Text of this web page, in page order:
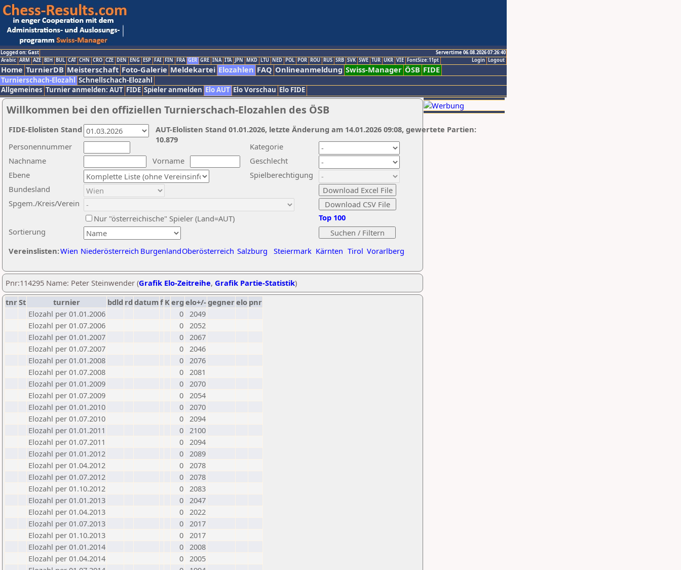
Logged on: Gast
Servertime 06.08.2026 07:26:40
Logout
Login
Arabic ARM AZE BIH BUL CAT CHN CRO CZE DEN ENG ESP FAI FIN FRA GER GRE INA ITA JPN MKD LTU NED POL POR ROU RUS SRB SVK SWE TUR UKR VIE FontSize:11pt
Home TurnierDB Meisterschaft Foto-Galerie Meldekartei Elozahlen FAQ Onlineanmeldung Swiss-Manager ÖSB FIDE
Turnierschach-Elozahl Schnellschach-Elozahl
Allgemeines Turnier anmelden: AUT FIDE Spieler anmelden Elo AUT Elo Vorschau Elo FIDE
Willkommen bei den offiziellen Turnierschach-Elozahlen des ÖSB
Nachname
Vorname
Ebene
Kategorie
Sortierung
Personennummer
Bundesland
Spgem./Kreis/Verein
Geschlecht
Nur "österreichische" Spieler (Land=AUT)
Spielberechtigung
Vereinslisten:Wien Niederösterreich BurgenlandOberösterreich Salzburg Steiermark Kärnten Tirol Vorarlberg
Top 100
AUT-Elolisten Stand 01.01.2026, letzte Änderung am 14.01.2026 09:08, gewertete Partien:
10.879
FIDE-Elolisten Stand
Pnr:114295 Name: Peter Steinwender (Grafik Elo-Zeitreihe, Grafik Partie-Statistik)
tnrSt turnier bdld rd datumf Kerg elo+/-gegnerelo pnr
Elozahl per 01.01.2006
0 2049
Elozahl per 01.07.2006
0 2052
Elozahl per 01.01.2007
0 2067
Elozahl per 01.07.2007
0 2046
Elozahl per 01.01.2008
0 2076
Elozahl per 01.07.2008
0 2081
Elozahl per 01.01.2009
0 2070
Elozahl per 01.07.2009
0 2054
Elozahl per 01.01.2010
0 2070
Elozahl per 01.07.2010
0 2094
Elozahl per 01.01.2011
0 2100
Elozahl per 01.07.2011
0 2094
Elozahl per 01.01.2012
0 2089
Elozahl per 01.04.2012
0 2078
Elozahl per 01.07.2012
0 2078
Elozahl per 01.10.2012
0 2083
Elozahl per 01.01.2013
0 2047
Elozahl per 01.04.2013
0 2022
Elozahl per 01.07.2013
0 2017
Elozahl per 01.10.2013
0 2017
Elozahl per 01.01.2014
0 2008
Elozahl per 01.04.2014
0 2005